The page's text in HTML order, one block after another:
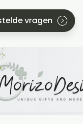
vragen